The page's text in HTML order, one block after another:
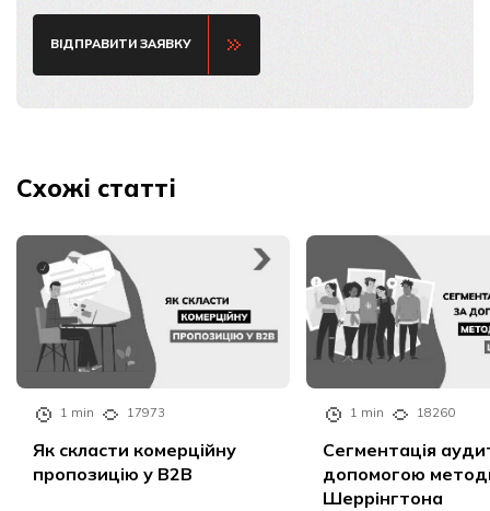
ВІДПРАВИТИ ЗАЯВКУ
Схожі статті
1 min 17973
Як скласти комерційну
пропозицію у B2B
1 min 18260
Сегментація
допомогою
Шеррінгтона